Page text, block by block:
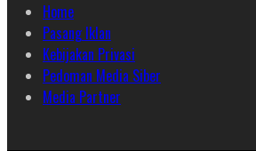
Home
Pasang Iklan
Kebijakan Privasi
Pedoman Media Siber
Media Partner